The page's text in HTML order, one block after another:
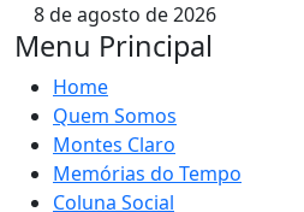
8 de agosto de 2026
Menu Principal
Home
Quem Somos
Montes Claro
Memórias do Tempo
Coluna Social